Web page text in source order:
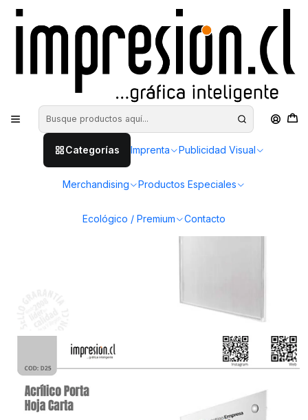
Categorías Imprenta Publicidad Visual
Merchandising Productos Especiales
Ecológico / Premium Contacto